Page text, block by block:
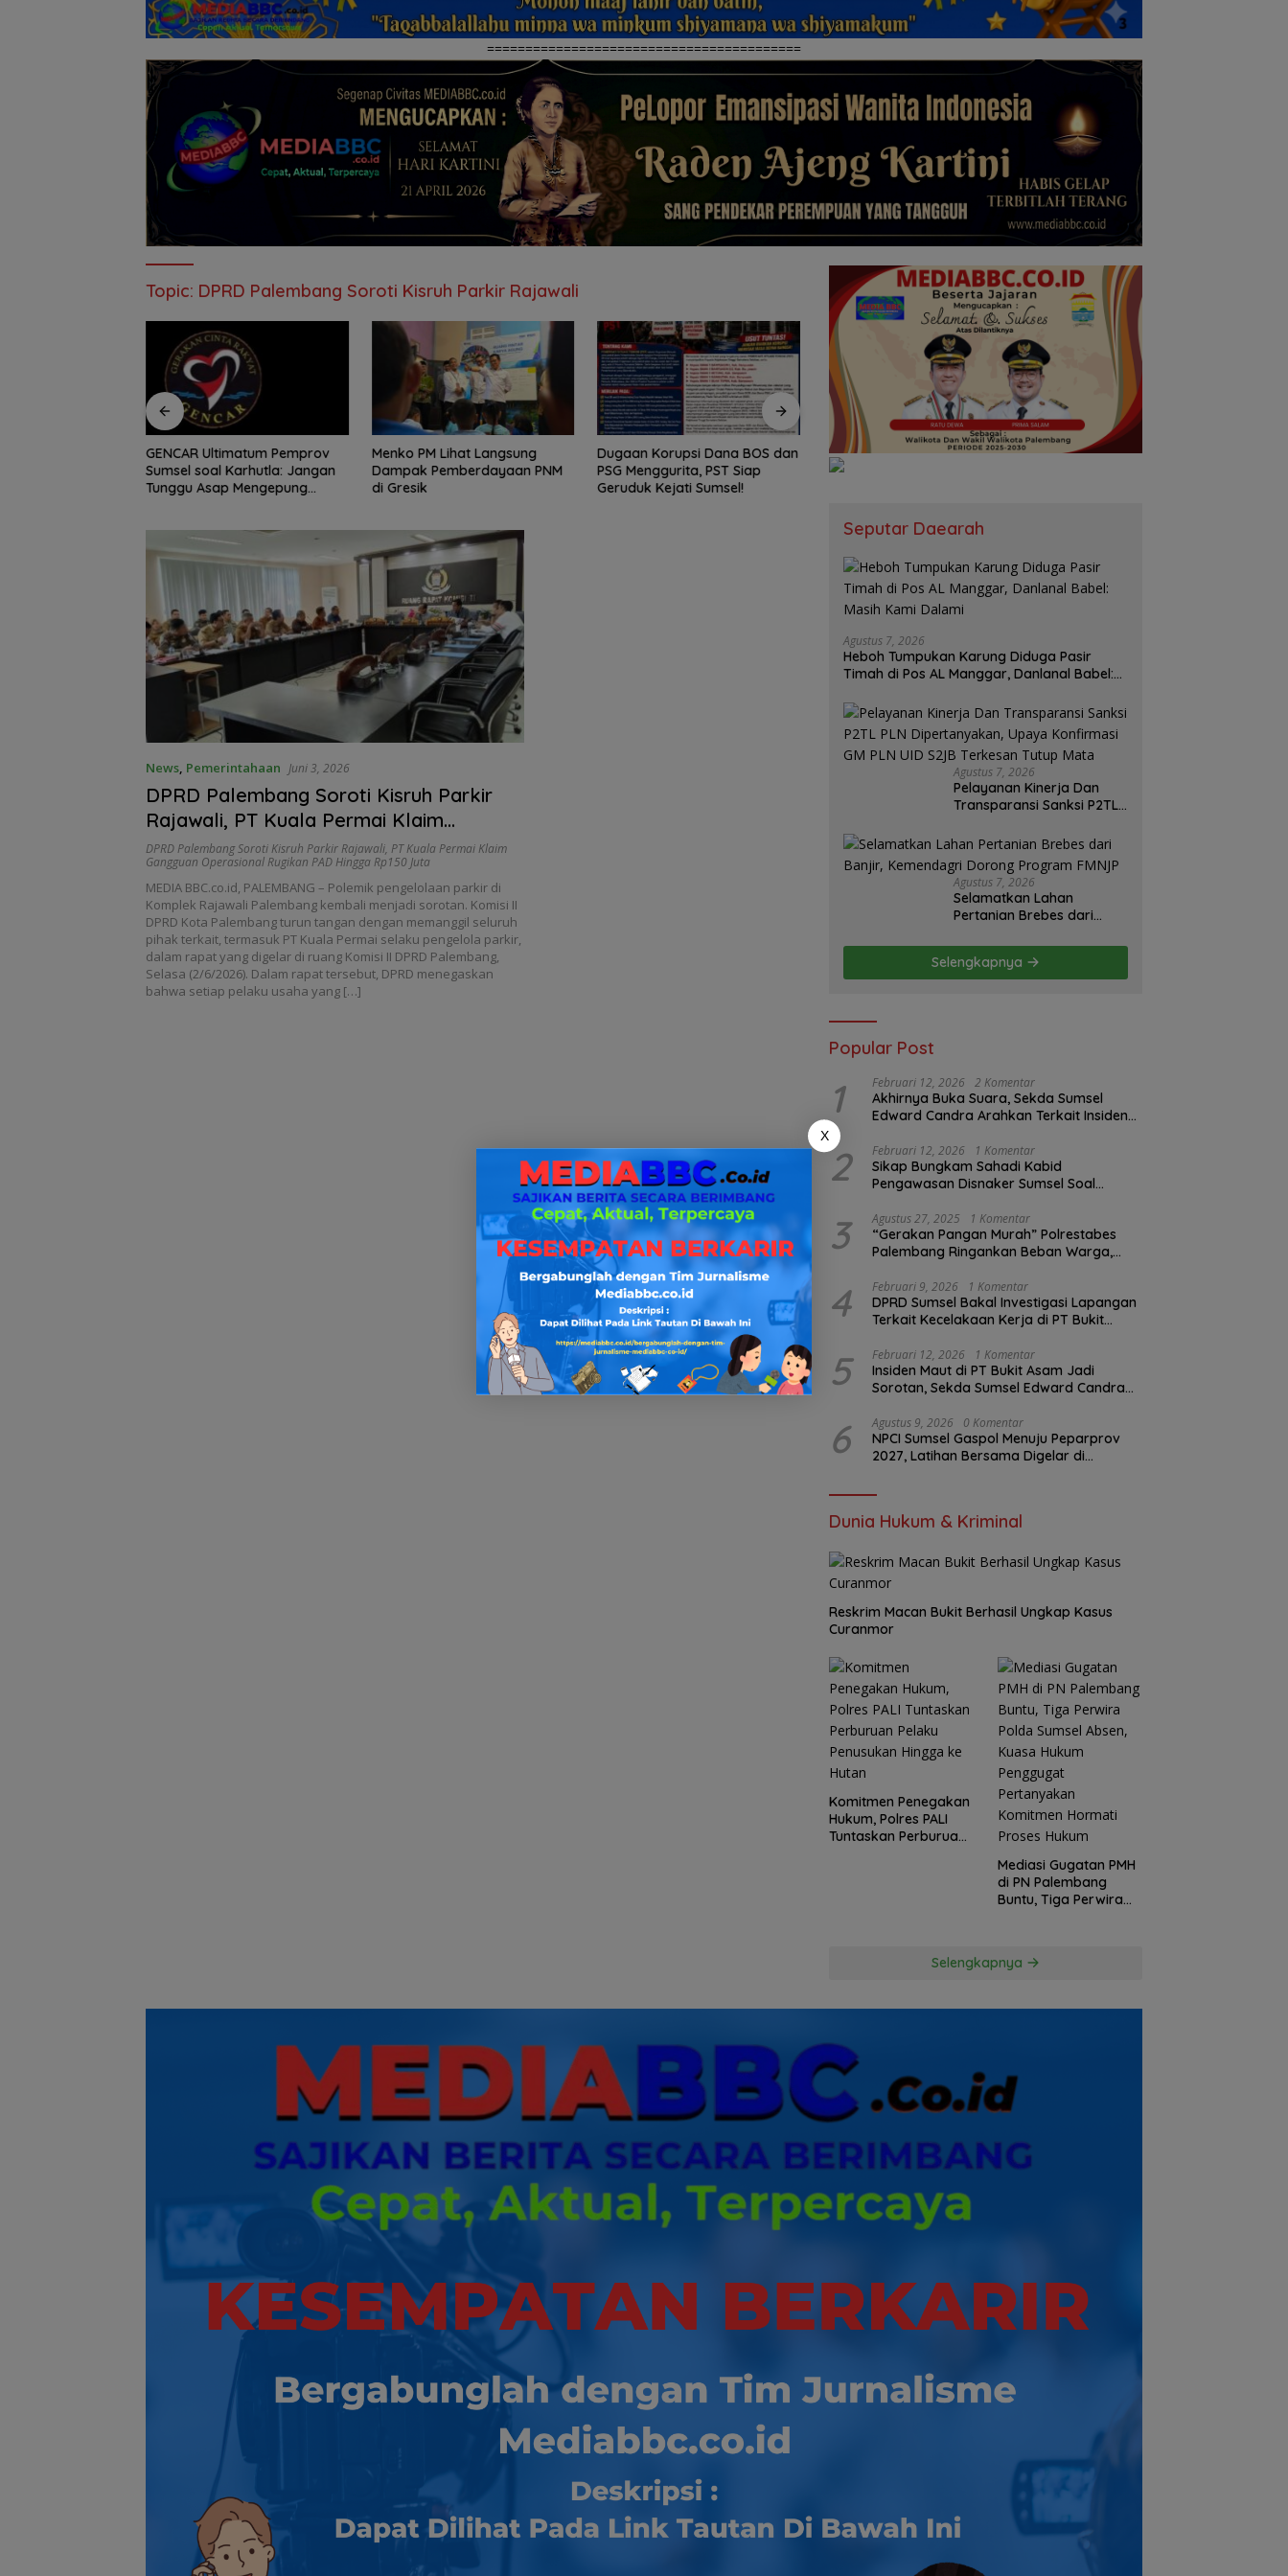
=========================================
Topic: DPRD Palembang Soroti Kisruh Parkir Rajawali
GENCAR Ultimatum Pemprov
Sumsel soal Karhutla: Jangan
Tunggu Asap Mengepung
Menko PM Lihat Langsung
Dampak Pemberdayaan PNM
di Gresik
Dugaan Korupsi Dana BOS dan
PSG Menggurita, PST Siap
Geruduk Kejati Sumsel!
TARGET 5 BESAR! KORMI
Palembang Kobarkan
2026!
Hilang Saat Mencari Ikan, Pria
News, Pemerintahaan Juni 3, 2026
DPRD Palembang Soroti Kisruh Parkir
Rajawali, PT Kuala Permai Klaim
Gangguan Operasional Rugikan PAD
hingga Rp150 Juta
DPRD Palembang Soroti Kisruh Parkir Rajawali, PT Kuala Permai Klaim
Gangguan Operasional Rugikan PAD Hingga Rp150 Juta
MEDIA BBC.co.id, PALEMBANG – Polemik pengelolaan parkir di
Komplek Rajawali Palembang kembali menjadi sorotan. Komisi II
DPRD Kota Palembang turun tangan dengan memanggil seluruh
pihak terkait, termasuk PT Kuala Permai selaku pengelola parkir,
dalam rapat yang digelar di ruang Komisi II DPRD Palembang,
Selasa (2/6/2026). Dalam rapat tersebut, DPRD menegaskan
bahwa setiap pelaku usaha yang […]
Seputar Daearah
Agustus 7, 2026
Heboh Tumpukan Karung Diduga Pasir
Timah di Pos AL Manggar, Danlanal Babel:
Agustus 7, 2026
Pelayanan Kinerja Dan
Transparansi Sanksi P2TL
Konfirmasi GM PLN UID
S2JB Terkesan Tutup Mata
Agustus 7, 2026
Selamatkan Lahan
Pertanian Brebes dari
Dorong Program FMNJP
Selengkapnya
Popular Post
1 Februari 12, 2026 2 Komentar
Akhirnya Buka Suara, Sekda Sumsel
Edward Candra Arahkan Terkait Insiden
2 Februari 12, 2026 1 Komentar
Sikap Bungkam Sahadi Kabid
Pengawasan Disnaker Sumsel Soal
Pengawasan K3?
3 Agustus 27, 2025 1 Komentar
“Gerakan Pangan Murah” Polrestabes
Palembang Ringankan Beban Warga,
4 Februari 9, 2026 1 Komentar
DPRD Sumsel Bakal Investigasi Lapangan
Terkait Kecelakaan Kerja di PT Bukit
5 Februari 12, 2026 1 Komentar
Insiden Maut di PT Bukit Asam Jadi
Sorotan, Sekda Sumsel Edward Candra
6 Agustus 9, 2026 0 Komentar
NPCI Sumsel Gaspol Menuju Peparprov
2027, Latihan Bersama Digelar di
Dunia Hukum & Kriminal
Reskrim Macan Bukit Berhasil Ungkap Kasus
Curanmor
Komitmen Penegakan
Hukum, Polres PALI
Tuntaskan Perburuan
Mediasi Gugatan PMH
di PN Palembang
Buntu, Tiga Perwira
Pertanyakan
Selengkapnya
X